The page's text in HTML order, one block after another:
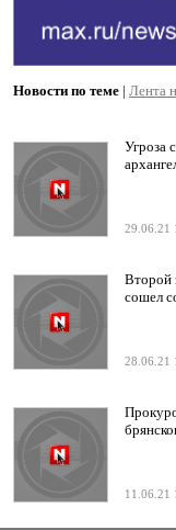
Новости по теме | Лента
Угроза
29.06.21
Второй
сошел
28.06.21
11.06.21